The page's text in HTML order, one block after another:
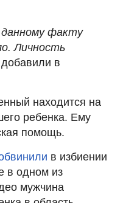
факту
Личность
в
находится на
ребенка. Ему
помощь.
в избиении
в одном из
мужчина